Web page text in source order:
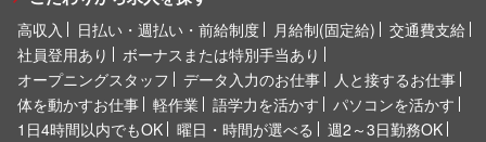
高収入 日払い・週払い・前給制度 月給制(固定給)
交通費支給
社員登用あり
ボーナスまたは特別手当あり
オープニングスタッフ
データ入力のお仕事
人と接するお仕事
体を動かすお仕事
軽作業 語学力を活かす
パソコンを活かす
1日4時間以内でもOK
曜日・時間が選べる
週2～3日勤務OK